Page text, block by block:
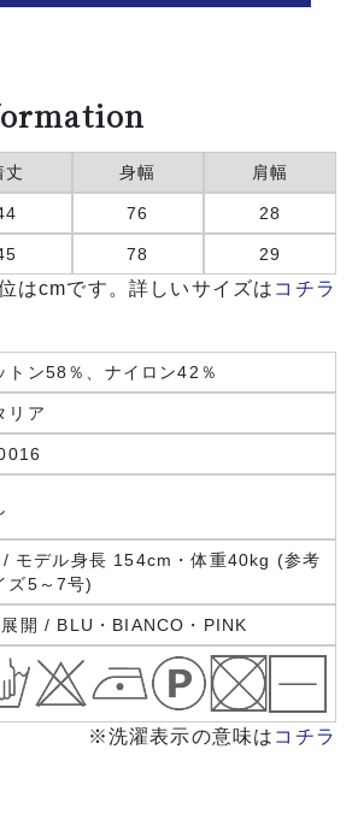
丈 身幅 肩幅
76 28
78 29
はcmです。詳しいサイズは コチラ
トン58％、ナイロン42％
リア
モデル身長 154cm・体重40kg (参考
ズ5～7号)
開 / BLU・BIANCO・PINK
※洗濯表示の意味は コチラ